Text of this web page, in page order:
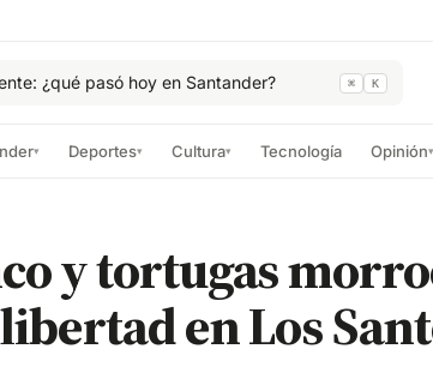
¿qué pasó hoy en Santander? ⌘ K
▾ Deportes▾ Cultura▾ Tecnología Opinión▾
y tortugas
en Los